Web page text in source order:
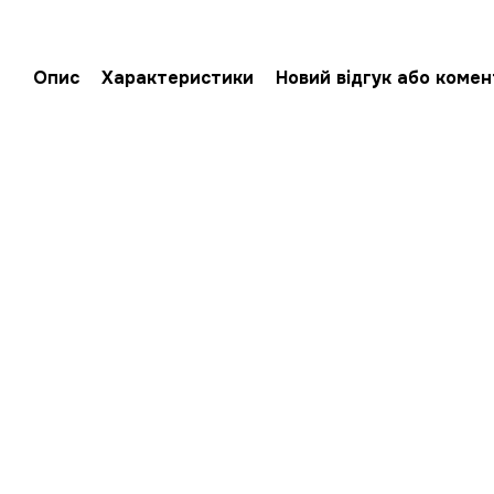
Опис Характеристики Новий відгук або